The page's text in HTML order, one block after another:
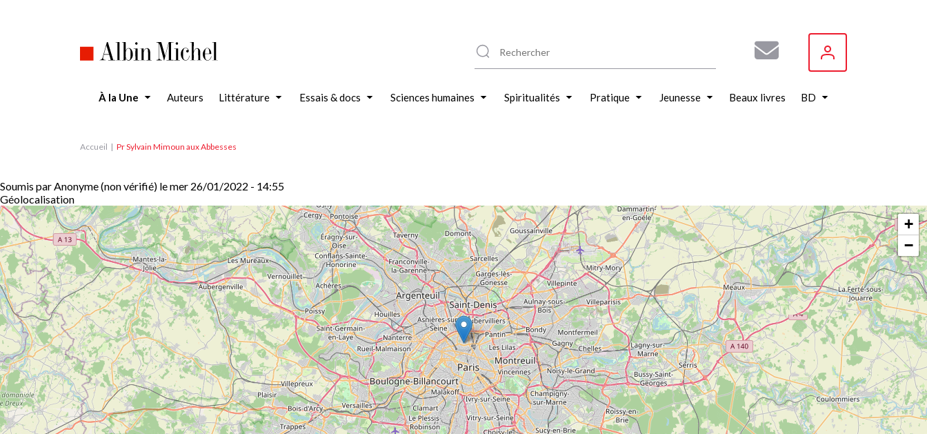
À la Une Auteurs Littérature Essais & docs Sciences humaines Spiritualités Pratique Jeunesse Beaux livres BD
Accueil Pr Sylvain Mimoun aux Abbesses
Soumis parAnonyme (non vérifié) lemer 26/01/2022 - 14:55
Géolocalisation
+
−